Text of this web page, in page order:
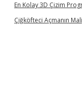
En Kolay 3D Çizim
Çiğköfteci Açmanın